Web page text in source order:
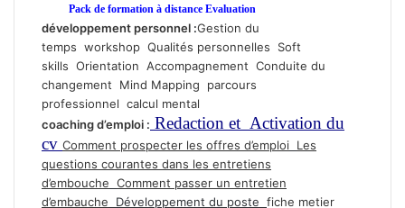
Pack de formation à distance Evaluation
développement personnel :Gestion du
temps workshop Qualités personnelles
Soft
skills Orientation Accompagnement Conduite du
changement
Mind Mapping
parcours
professionnel calcul mental
coaching d’emploi : Redaction et Activation du
cv Comment prospecter les offres d’emploi Les
questions courantes dans les entretiens
d’embouche Comment passer un entretien
d’embauche
Développement du poste fiche metier